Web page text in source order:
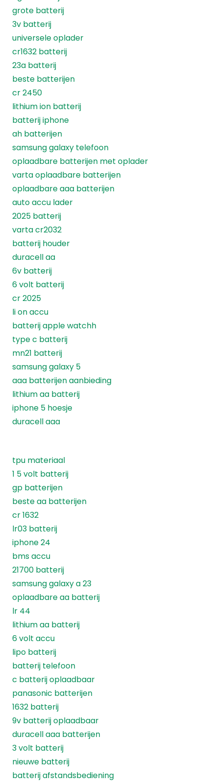
grote batterij
3v batterij
universele oplader
cr1632 batterij
23a batterij
beste batterijen
cr 2450
lithium ion batterij
batterij iphone
ah batterijen
samsung galaxy telefoon
oplaadbare batterijen met oplader
varta oplaadbare batterijen
oplaadbare aaa batterijen
auto accu lader
2025 batterij
varta cr2032
batterij houder
duracell aa
6v batterij
6 volt batterij
cr 2025
li on accu
batterij apple watchh
type c batterij
mn21 batterij
samsung galaxy 5
aaa batterijen aanbieding
lithium aa batterij
iphone 5 hoesje
duracell aaa
tpu materiaal
1 5 volt batterij
gp batterijen
beste aa batterijen
cr 1632
lr03 batterij
iphone 24
bms accu
21700 batterij
samsung galaxy a 23
oplaadbare aa batterij
lr 44
lithium aa batterij
6 volt accu
lipo batterij
batterij telefoon
c batterij oplaadbaar
panasonic batterijen
1632 batterij
9v batterij oplaadbaar
duracell aaa batterijen
3 volt batterij
nieuwe batterij
batterij afstandsbediening